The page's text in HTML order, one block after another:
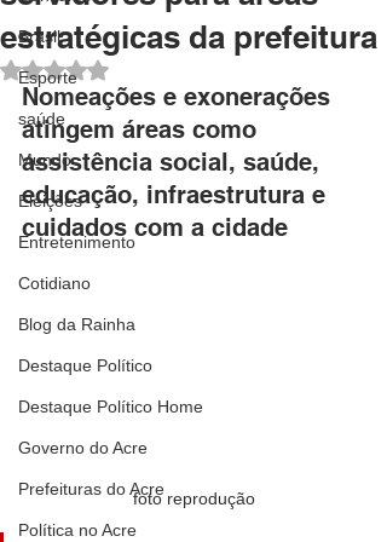
Brasil
Esporte
saúde
Mundo
Eleições
Entretenimento
Cotidiano
Blog da Rainha
Destaque Político
Destaque Político Home
Governo do Acre
Prefeituras do Acre
Política no Acre
estratégicas da prefeitura
Avaliado com NaN de 5 estrelas.
Nomeações e exonerações
atingem áreas como
assistência social, saúde,
educação, infraestrutura e
cuidados com a cidade
foto reprodução